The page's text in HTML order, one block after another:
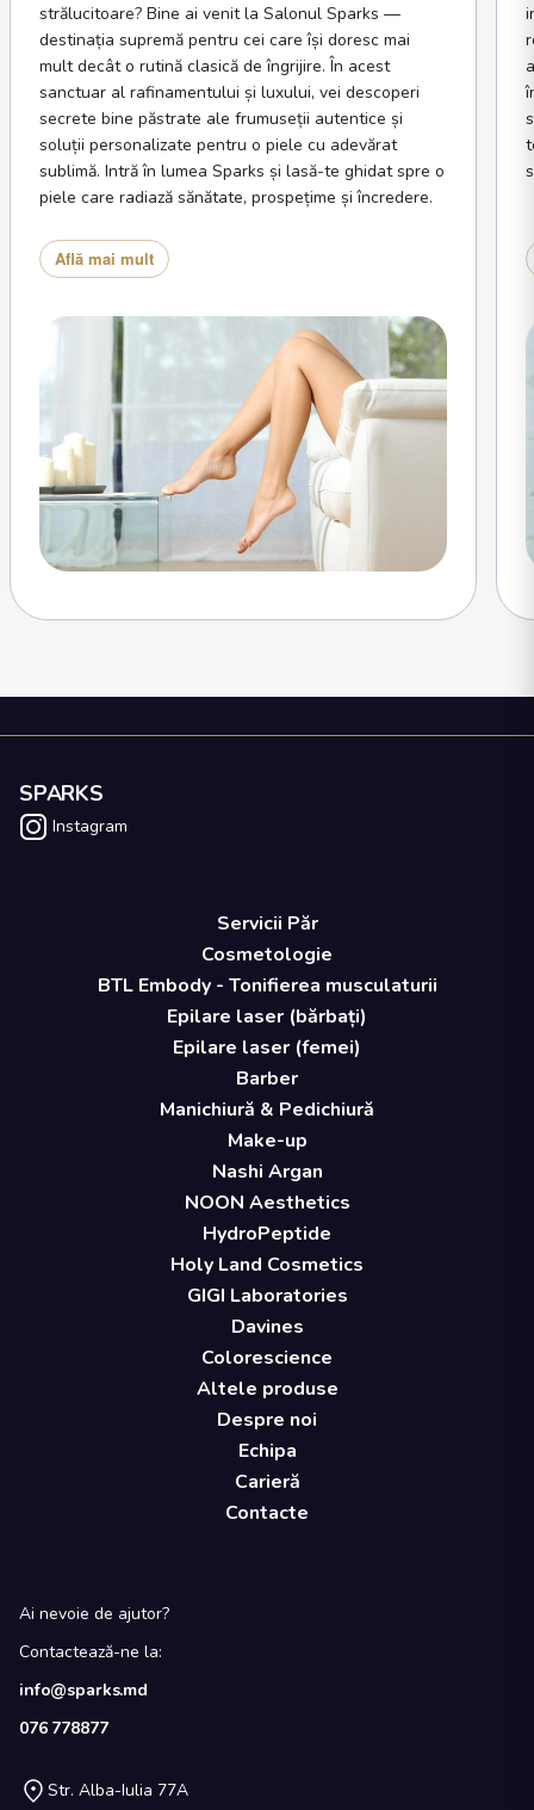
strălucitoare? Bine ai venit la Salonul Sparks —
destinația supremă pentru cei care își doresc mai
mult decât o rutină clasică de îngrijire. În acest
sanctuar al rafinamentului și luxului, vei descoperi
secrete bine păstrate ale frumuseții autentice și
soluții personalizate pentru o piele cu adevărat
sublimă. Intră în lumea Sparks și lasă-te ghidat spre o
piele care radiază sănătate, prospețime și încredere.
Află mai mult
SPARKS
Instagram
Servicii Păr
Cosmetologie
BTL Embody - Tonifierea musculaturii
Epilare laser (bărbați)
Epilare laser (femei)
Barber
Manichiură & Pedichiură
Make-up
Nashi Argan
NOON Aesthetics
HydroPeptide
Holy Land Cosmetics
GIGI Laboratories
Davines
Colorescience
Altele produse
Despre noi
Echipa
Carieră
Contacte
Ai nevoie de ajutor?
Contactează-ne la:
info@sparks.md
076 778877
Str. Alba-Iulia 77A